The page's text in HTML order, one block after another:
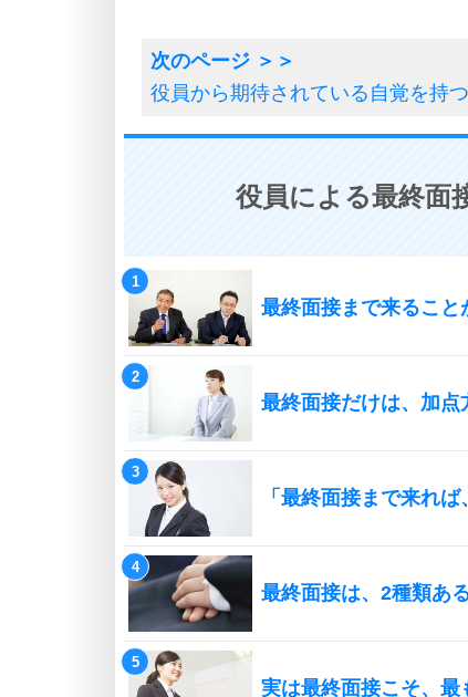
役員から期待されている自覚を持つ
役員による最終面
最終面接まで来ること
最終面接だけは、加点
「最終面接まで来れ
最終面接は、2種類ある
実は最終面接こそ、最